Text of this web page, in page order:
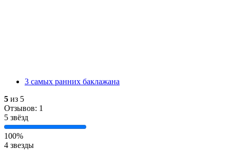
3 самых ранних баклажана
5 из 5
Отзывов: 1
5 звёзд
100%
4 звезды